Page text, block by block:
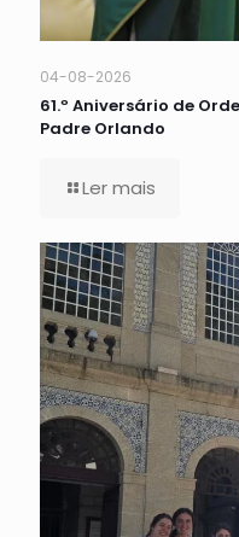
04-08-2026
61.º Aniversário de
Padre Orlando
Ler mais